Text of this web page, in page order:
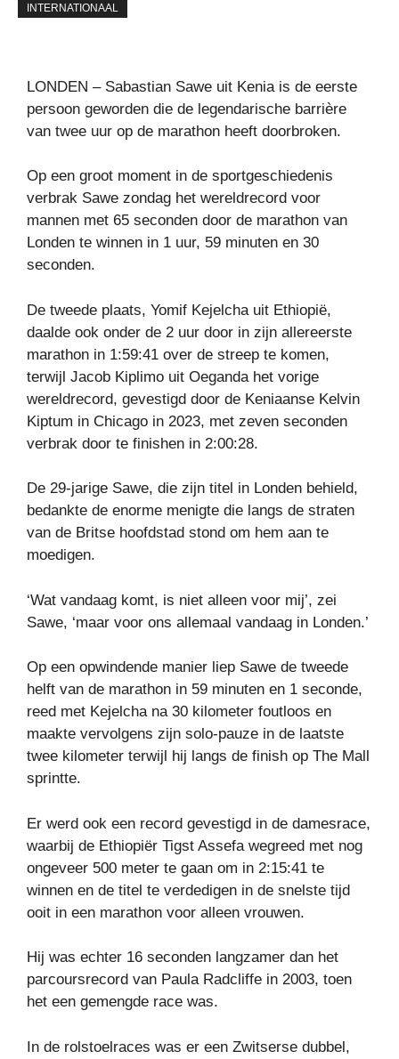
INTERNATIONAAL
LONDEN – Sabastian Sawe uit Kenia is de eerste
persoon geworden die de legendarische barrière
van twee uur op de marathon heeft doorbroken.
Op een groot moment in de sportgeschiedenis
verbrak Sawe zondag het wereldrecord voor
mannen met 65 seconden door de marathon van
Londen te winnen in 1 uur, 59 minuten en 30
seconden.
De tweede plaats, Yomif Kejelcha uit Ethiopië,
daalde ook onder de 2 uur door in zijn allereerste
marathon in 1:59:41 over de streep te komen,
terwijl Jacob Kiplimo uit Oeganda het vorige
wereldrecord, gevestigd door de Keniaanse Kelvin
Kiptum in Chicago in 2023, met zeven seconden
verbrak door te finishen in 2:00:28.
De 29-jarige Sawe, die zijn titel in Londen behield,
bedankte de enorme menigte die langs de straten
van de Britse hoofdstad stond om hem aan te
moedigen.
‘Wat vandaag komt, is niet alleen voor mij’, zei
Sawe, ‘maar voor ons allemaal vandaag in Londen.’
Op een opwindende manier liep Sawe de tweede
helft van de marathon in 59 minuten en 1 seconde,
reed met Kejelcha na 30 kilometer foutloos en
maakte vervolgens zijn solo-pauze in de laatste
twee kilometer terwijl hij langs de finish op The Mall
sprintte.
Er werd ook een record gevestigd in de damesrace,
waarbij de Ethiopiër Tigst Assefa wegreed met nog
ongeveer 500 meter te gaan om in 2:15:41 te
winnen en de titel te verdedigen in de snelste tijd
ooit in een marathon voor alleen vrouwen.
Hij was echter 16 seconden langzamer dan het
parcoursrecord van Paula Radcliffe in 2003, toen
het een gemengde race was.
In de rolstoelraces was er een Zwitserse dubbel,